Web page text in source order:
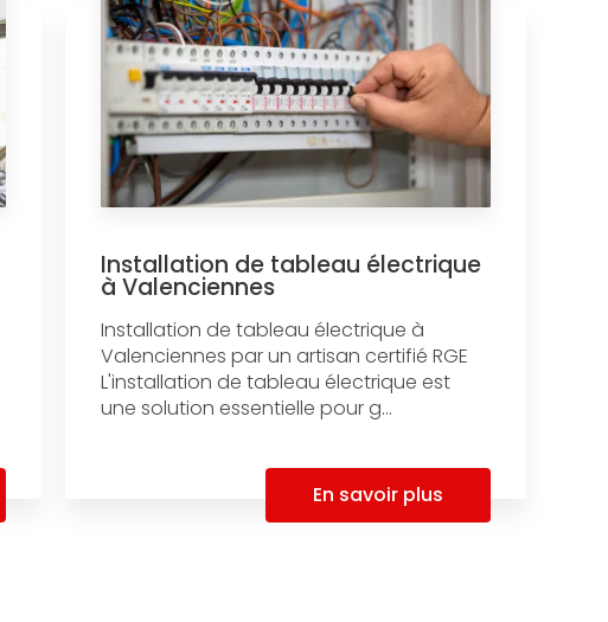
Installation de tableau électrique
à Valenciennes
Installation de tableau électrique à
Valenciennes par un artisan certifié RGE
L'installation de tableau électrique est
une solution essentielle pour g...
En savoir plus